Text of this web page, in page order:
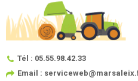
Tél : 05.55.98.42.33
Email :